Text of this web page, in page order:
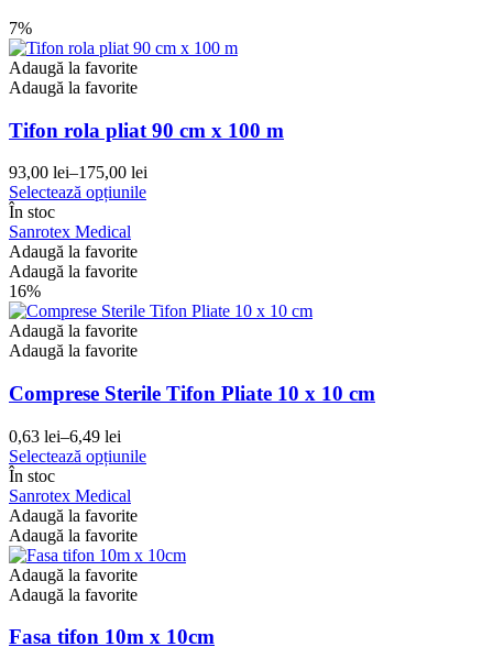
7%
Adaugă la favorite
Adaugă la favorite
Tifon rola pliat 90 cm x 100 m
93,00 lei–175,00 lei
Interval
de
prețuri:
93,00 lei
până
la
175,00 lei
Selectează opțiunileAcest
Opțiunile
în
pagina
În stoc
Sanrotex Medical
Adaugă la favorite
Adaugă la favorite
16%
Adaugă la favorite
Adaugă la favorite
Comprese Sterile Tifon Pliate 10 x 10 cm
0,63 lei–6,49 lei
Interval
de
prețuri:
0,63 lei
până
la
6,49 lei
Selectează opțiunileAcest
variații.
alese
În stoc
Sanrotex Medical
Adaugă la favorite
Adaugă la favorite
Adaugă la favorite
Adaugă la favorite
Fasa tifon 10m x 10cm